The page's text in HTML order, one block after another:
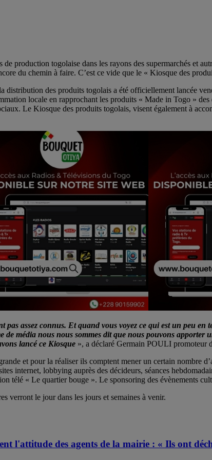
production togolaise dans les rayons des supermarchés et
du chemin à faire. C’est ce vide que le « Kiosque des
distribution des produits togolais a été officiellement lancée
locale en rapprochant les produits « Made in Togo »
Le Kiosque des produits togolais, visent également à
pas assez connus. Et quand vous voyez ce qui est un peu
média nous nous sommes dit que nous pouvons
lancé ce Kiosque », a déclaré Germain POULI promoteur
et pour la réaliser ils comptent mener un certain nombre
internet, lobbying auprès des décideurs, séances
télé « Le quartier bouge ». Le sponsoring des évènements
verront le jour dans les jours et semaines à venir.
l'attitude des agents de la mairie : « Ils ont